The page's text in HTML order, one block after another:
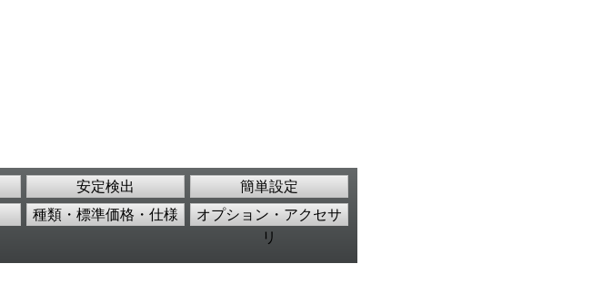
安定検出
簡単設定
種類・標準価格・仕様
オプション・アクセサ
リ